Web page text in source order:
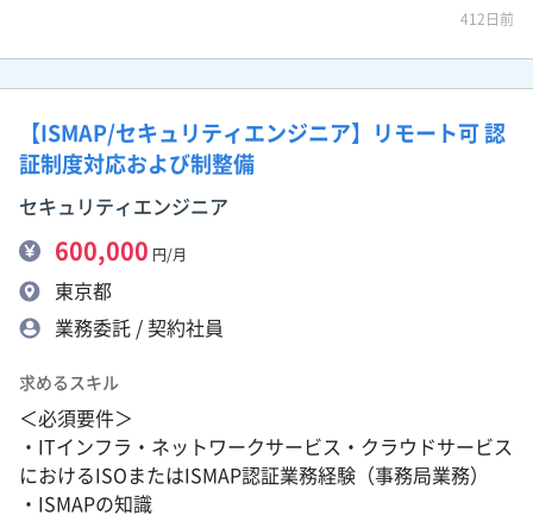
412日前
【ISMAP/セキュリティエンジニア】リモート可 認
証制度対応および制整備
セキュリティエンジニア
600,000 円/月
東京都
業務委託 / 契約社員
求めるスキル
＜必須要件＞
・ITインフラ・ネットワークサービス・クラウドサービス
におけるISOまたはISMAP認証業務経験（事務局業務）
・ISMAPの知識